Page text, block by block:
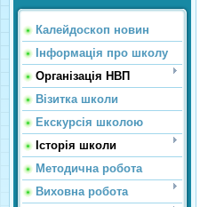
Калейдоскоп новин
Інформація про школу
Організація НВП
Візитка школи
Екскурсія школою
Історія школи
Методична робота
Виховна робота